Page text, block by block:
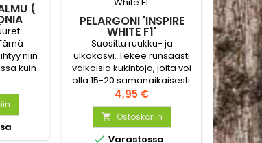
(
niin
kuin
olla
sitä
multa
PELARGONI 'INSPIRE
WHITE F1'
Suosittu ruukku- ja
ulkokasvi. Tekee runsaasti
valkoisia kukintoja, joita voi
olla 15-20 samanaikaisesti.
Tiivis kasvutapa, jossa on
useita alhaalta lähteviä
versoja. Aikainen lajike.
Hinta
4,95 €
 Ostoskoriin
 Varastossa
Kaunis
vanhaa
